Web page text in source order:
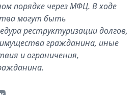
порядке через МФЦ. В ходе
могут быть
реструктуризации долгов,
гражданина, иные
и ограничения,